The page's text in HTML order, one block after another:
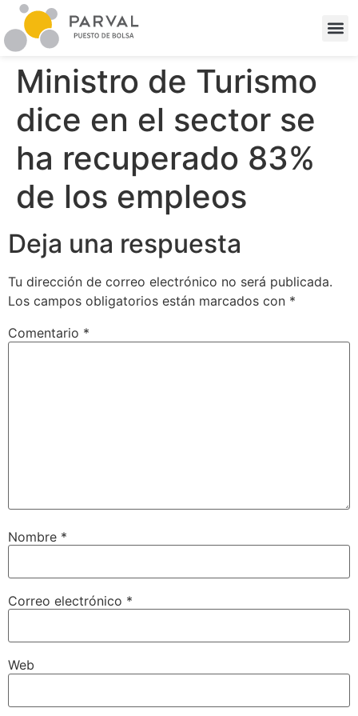
Ministro de Turismo
dice en el sector se
ha recuperado 83%
de los empleos
Deja una respuesta
Tu dirección de correo electrónico no será publicada.
Los campos obligatorios están marcados con *
Comentario *
Nombre *
Correo electrónico *
Web